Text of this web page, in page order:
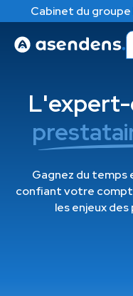
Cabinet du groupe
Gagnez du
confiant votre
les enjeux